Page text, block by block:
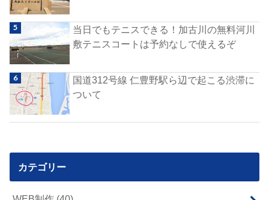
当日でもテニスできる！加古川の無料河川
敷テニスコートは予約なしで使えるぞ
国道312号線 仁豊野駅ら辺で起こる渋滞に
ついて
カテゴリー